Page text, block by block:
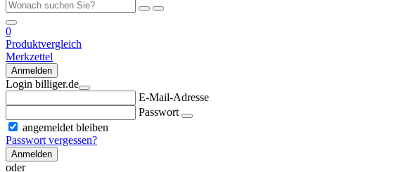
0
Produktvergleich
Merkzettel
Anmelden
Login billiger.de
E-Mail-Adresse
Passwort
angemeldet bleiben
Passwort vergessen?
Anmelden
oder